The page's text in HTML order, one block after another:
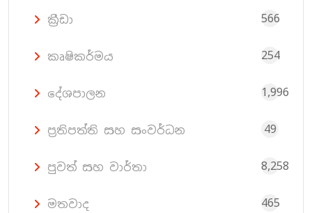
ක්‍රීඩා 566
කෘෂිකර්මය 254
දේශපාලන 1,996
ප්‍රතිපත්ති සහ සංවර්ධන 49
පුවත් සහ වාර්තා 8,258
මතවාද 465